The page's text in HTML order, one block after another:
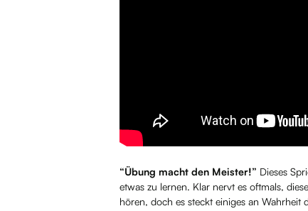
“Übung macht den Meister!” Dieses
etwas zu lernen. Klar nervt es oftmals,
hören, doch es steckt einiges an Wahrheit